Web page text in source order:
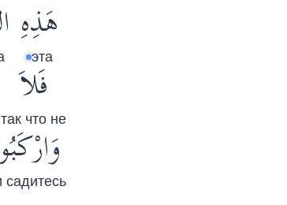
هَذِهِ
эта
فَلاَ
так что не
садитесь